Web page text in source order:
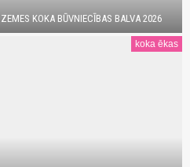
KOKA BŪVNIECĪBAS BALVA 2026
koka ēkas